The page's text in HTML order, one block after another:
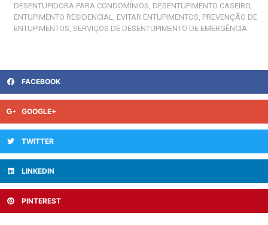
DESENTUPIDORA PARA CONDOMÍNIOS, DESENTUPIMENTO CASEIRO,
ENTUPIMENTO RESIDENCIAL, EVITAR ENTUPIMENTOS, PREVENÇÃO DE
ENTUPIMENTOS, SERVIÇOS DE DESENTUPIMENTO DE EMERGÊNCIA
FACEBOOK
GOOGLE+
TWITTER
LINKEDIN
PINTEREST